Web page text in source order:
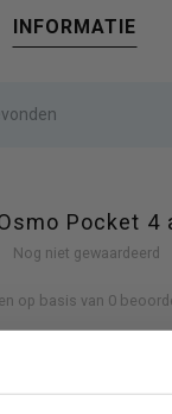
INFORMATIE
Pocket 4
Nog niet gewaardeerd
op basis van 0